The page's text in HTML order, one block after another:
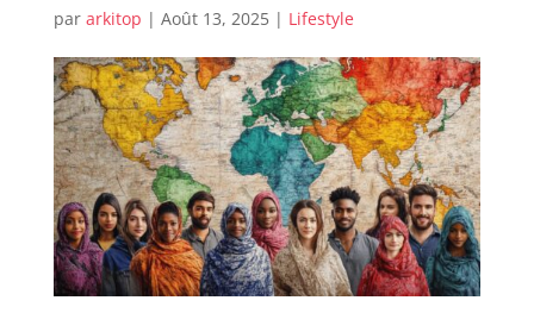
par arkitop | Août 13, 2025| Lifestyle